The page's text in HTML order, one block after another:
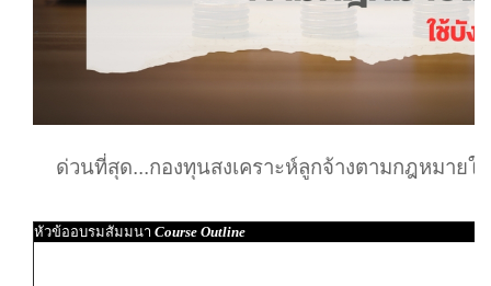
ด่วนที่สุด...กองทุนสงเคราะห์ลูกจ้างตามกฎหมายใ
หัวข้ออบรมสัมมนา Course Outline